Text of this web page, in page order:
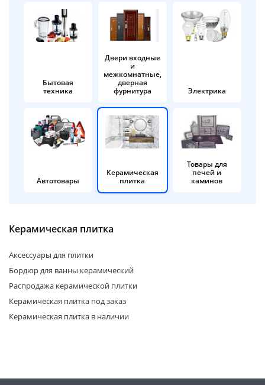
Бытовая
техника
Двери входные
и
межкомнатные,
дверная
фурнитура
Электрика
Автотовары
Керамическая
плитка
Товары для
печей и
каминов
Керамическая плитка
Аксессуары для плитки
Бордюр для ванны керамический
Распродажа керамической плитки
Керамическая плитка под заказ
Керамическая плитка в наличии
об оплате Плайтом
раз в 2
недели
Остались вопросы?
8 800 302-02-51
plait.ru